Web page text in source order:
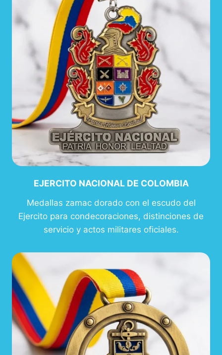
EJERCITO NACIONAL DE COLOMBIA
Medallas zamac dorado con el escudo del
Ejercito para condecoraciones, distinciones de
servicio y actos militares oficiales.